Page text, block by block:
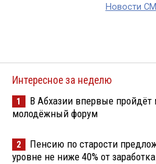
Новости
Интересное за неделю
1
В Абхазии впервые
молодёжный форум
2
Пенсию по старости
уровне не ниже 40% от заработка